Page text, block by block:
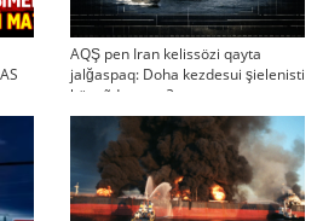
AQŞ pen Iran kelissözi qayta
jalğaspaq: Doha kezdesui şielenisti
bäseñdete me?